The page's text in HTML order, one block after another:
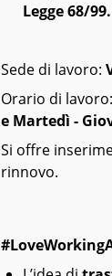
Legge 68/99.
Sede di lavoro:
Orario di lavoro:
e Martedì -
Si offre
rinnovo.